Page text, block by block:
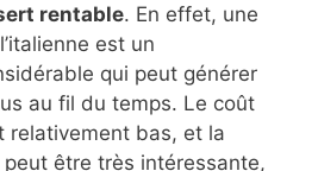
rentable. En effet, une
est un
qui peut générer
au fil du temps. Le coût
relativement bas, et la
être très intéressante,